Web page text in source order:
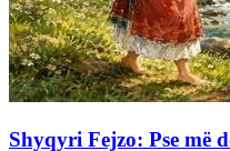
Shyqyri Fejzo: Pse më